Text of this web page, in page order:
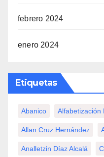
febrero 2024
enero 2024
Etiquetas
Abanico Alfabetización
Allan Cruz Hernández
Analletzin Díaz Alcalá